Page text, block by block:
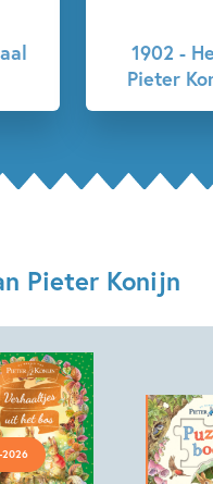
1902 -
Pieter
Pieter Konijn
2026